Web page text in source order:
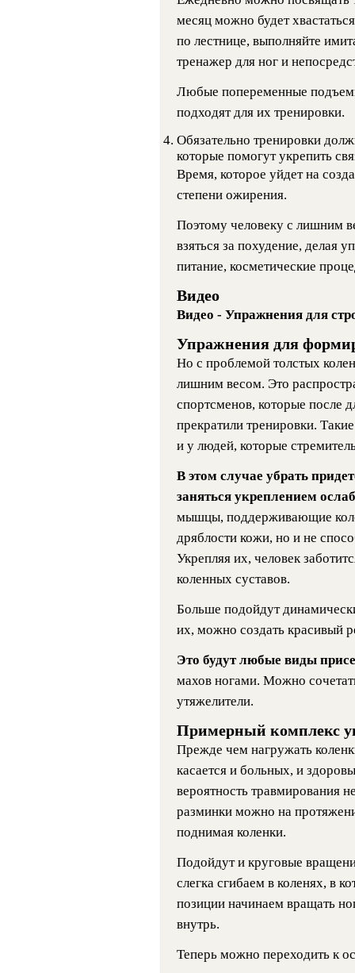
месяц можно будет
по лестнице, выполняйте
тренажер для ног и
Любые попеременные
подходят для их тренировки.
Обязательно тренировки
которые помогут укрепить
Время, которое уйдет на
степени ожирения.
Поэтому человеку с лишним
взяться за похудение, делая
питание, косметические
Видео
Видео - Упражнения для
Упражнения для
Но с проблемой толстых
лишним весом. Это
спортсменов, которые после
прекратили тренировки.
и у людей, которые
В этом случае убрать
заняться укреплением
мышцы, поддерживающие
дряблости кожи, но и не
Укрепляя их, человек
коленных суставов.
Больше подойдут
их, можно создать красивый
Это будут любые виды
махов ногами. Можно
утяжелители.
Примерный комплекс
Прежде чем нагружать
касается и больных, и
вероятность травмирования
разминки можно на
поднимая коленки.
Подойдут и круговые
слегка сгибаем в коленях, в
позиции начинаем вращать
внутрь.
Теперь можно переходить к